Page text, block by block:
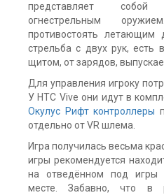
представляет
огнестрельным
противостоять летающим
стрельба с двух рук, есть
щитом, от зарядов,
Для управления игроку
У HTC Vive они идут в
Окулус Рифт контроллеры
отдельно от VR шлема.
Игра получилась весьма
игры рекомендуется
на отведённом под игры
месте. Забавно, что в